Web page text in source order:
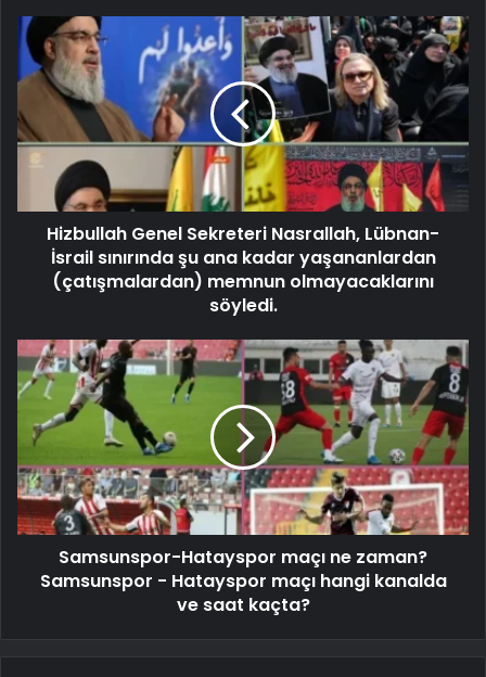
Hizbullah Genel Sekreteri Nasrallah, Lübnan-
İsrail sınırında şu ana kadar yaşananlardan
(çatışmalardan) memnun olmayacaklarını
söyledi.
Samsunspor-Hatayspor maçı ne zaman?
Samsunspor - Hatayspor maçı hangi kanalda
ve saat kaçta?